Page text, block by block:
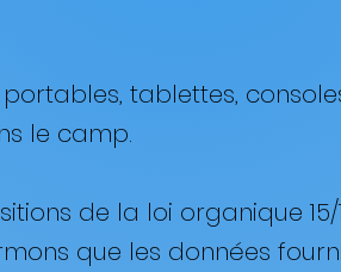
portables, tablettes,
le camp.
de la loi organique
que les données